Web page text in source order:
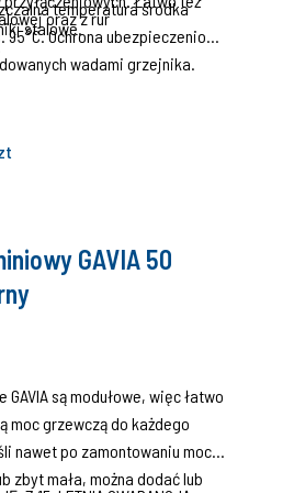
stalowe.
oraz z rur
temperatura środka
Ochrona ubezpieczeniowa
wadami grzejnika.
GAVIA 50
są modułowe, więc łatwo
moc grzewczą do każdego
nawet po zamontowaniu moc
zbyt mała, można dodać lub